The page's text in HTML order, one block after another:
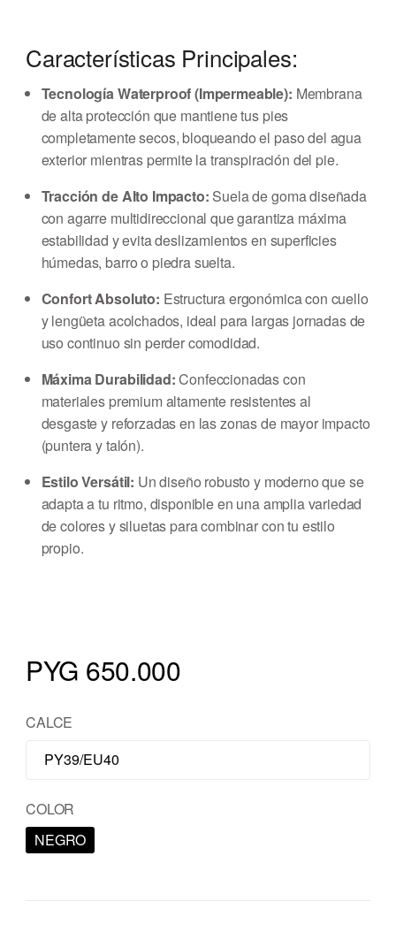
Características Principales:
Tecnología Waterproof (Impermeable): Membrana
de alta protección que mantiene tus pies
completamente secos, bloqueando el paso del agua
exterior mientras permite la transpiración del pie.
Tracción de Alto Impacto: Suela de goma diseñada
con agarre multidireccional que garantiza máxima
estabilidad y evita deslizamientos en superficies
húmedas, barro o piedra suelta.
Confort Absoluto: Estructura ergonómica con cuello
y lengüeta acolchados, ideal para largas jornadas de
uso continuo sin perder comodidad.
Máxima Durabilidad:Confeccionadas con
materiales premium altamente resistentes al
desgaste y reforzadas en las zonas de mayor impacto
(puntera y talón).
Estilo Versátil: Un diseño robusto y moderno que se
adapta a tu ritmo, disponible en una amplia variedad
de colores y siluetas para combinar con tu estilo
propio.
PYG 650.000
CALCE
COLOR
NEGRO